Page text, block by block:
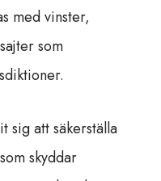
med vinster,
som
sig att säkerställa
skyddar